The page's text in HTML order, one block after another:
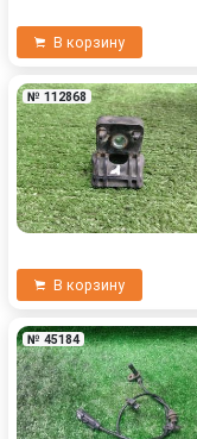
В корзину
№ 112868
В корзину
№ 45184